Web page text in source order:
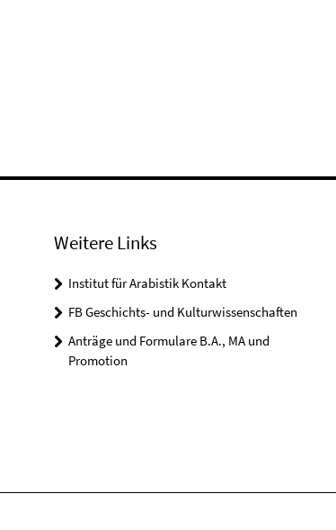
Weitere Links
Institut für Arabistik Kontakt
FB Geschichts- und Kulturwissenschaften
Anträge und Formulare B.A., MA und
Promotion